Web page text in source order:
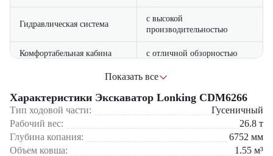
Гидравлическая система
с высокой
производительностью
Комфортабельная кабина с отличной обзорностью
при высоком качестве
Строительство: рытье котлованов, траншей
Дорожные работы: планировка, создание насыпей
Коммунальное хозяйство: работы в городской черте
Сельское хозяйство: мелиоративные работы
Промышленность: погрузочно-разгрузочные операции
Показать все
Характеристики Экскаватор Lonking CDM6266
Тип ходовой части:
Гусеничный
Рабочий вес:
26.8 т
Глубина копания:
6752 мм
Объем ковша:
1.55 м³